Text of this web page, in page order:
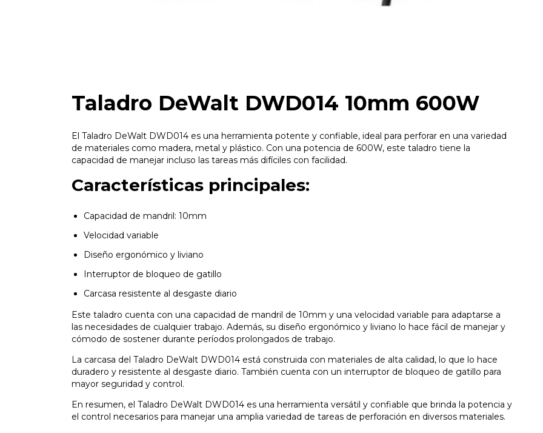
Taladro DeWalt DWD014 10mm 600W
El Taladro DeWalt DWD014 es una herramienta potente y confiable, ideal para perforar en una variedad
de materiales como madera, metal y plástico. Con una potencia de 600W, este taladro tiene la
capacidad de manejar incluso las tareas más difíciles con facilidad.
Características principales:
Capacidad de mandril: 10mm
Velocidad variable
Diseño ergonómico y liviano
Interruptor de bloqueo de gatillo
Carcasa resistente al desgaste diario
Este taladro cuenta con una capacidad de mandril de 10mm y una velocidad variable para adaptarse a
las necesidades de cualquier trabajo. Además, su diseño ergonómico y liviano lo hace fácil de manejar y
cómodo de sostener durante períodos prolongados de trabajo.
La carcasa del Taladro DeWalt DWD014 está construida con materiales de alta calidad, lo que lo hace
duradero y resistente al desgaste diario. También cuenta con un interruptor de bloqueo de gatillo para
mayor seguridad y control.
En resumen, el Taladro DeWalt DWD014 es una herramienta versátil y confiable que brinda la potencia y
el control necesarios para manejar una amplia variedad de tareas de perforación en diversos materiales.